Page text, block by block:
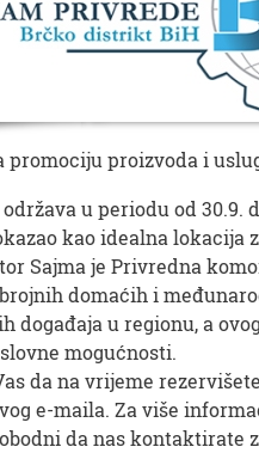
proizvoda i
održava u periodu od
kao idealna lokacija
Sajma je Privredna
domaćih i
događaja u regionu, a
mogućnosti.
da na vrijeme
e-maila. Za više
da nas kontaktirate